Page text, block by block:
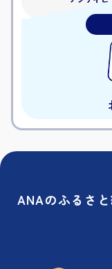
ANAのふるさ